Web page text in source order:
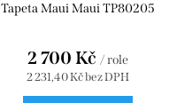
Tapeta Maui Maui TP80205
2 231,40 Kč bez DPH
2 700 Kč / role